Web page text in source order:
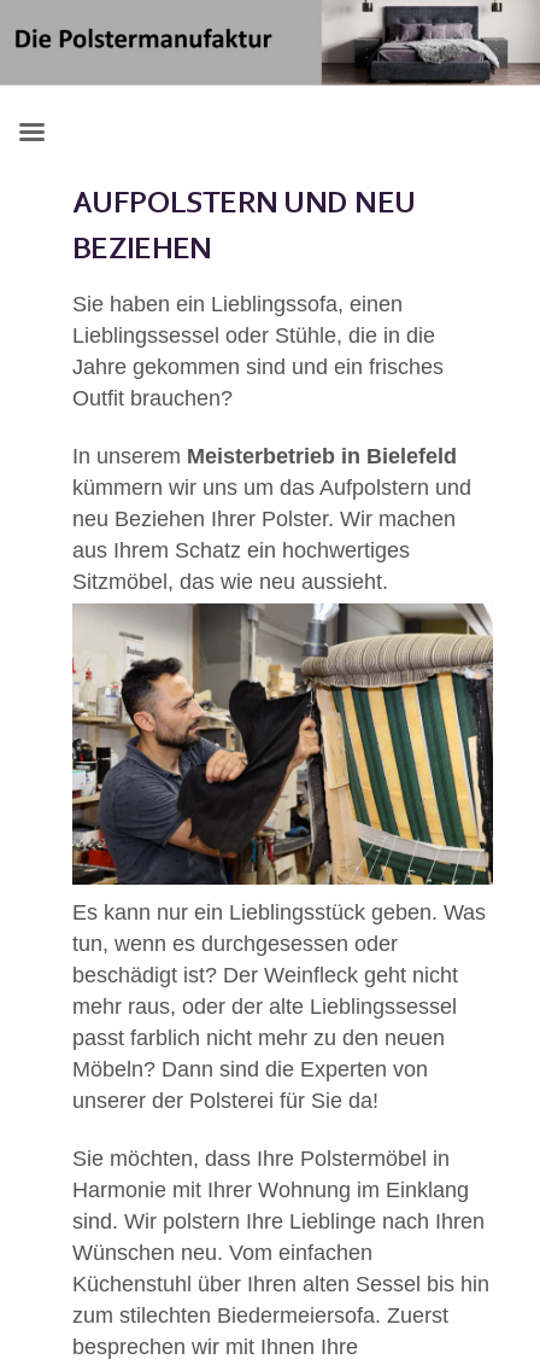
nach:
AUFPOLSTERN UND NEU
BEZIEHEN
Sie haben ein Lieblingssofa, einen
Lieblingssessel oder Stühle, die in die
Jahre gekommen sind und ein frisches
Outfit brauchen?
In unserem Meisterbetrieb in Bielefeld
kümmern wir uns um das Aufpolstern und
neu Beziehen Ihrer Polster. Wir machen
aus Ihrem Schatz ein hochwertiges
Sitzmöbel, das wie neu aussieht.
Es kann nur ein Lieblingsstück geben. Was
tun, wenn es durchgesessen oder
beschädigt ist? Der Weinfleck geht nicht
mehr raus, oder der alte Lieblingssessel
passt farblich nicht mehr zu den neuen
Möbeln? Dann sind die Experten von
unserer der Polsterei für Sie da!
Sie möchten, dass Ihre Polstermöbel in
Harmonie mit Ihrer Wohnung im Einklang
sind. Wir polstern Ihre Lieblinge nach Ihren
Wünschen neu. Vom einfachen
Küchenstuhl über Ihren alten Sessel bis hin
zum stilechten Biedermeiersofa. Zuerst
besprechen wir mit Ihnen Ihre